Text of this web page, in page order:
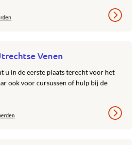
Venen
u in de eerste plaats terecht voor het
ook voor cursussen of hulp bij de